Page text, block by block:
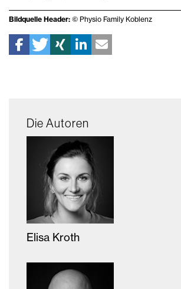
Bildquelle Header: © Physio Family Koblenz
Die Autoren
Elisa Kroth